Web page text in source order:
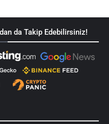
da Takip Edebilirsiniz!